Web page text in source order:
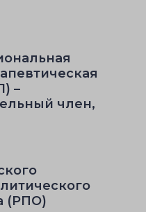
–
член,
(РПО)